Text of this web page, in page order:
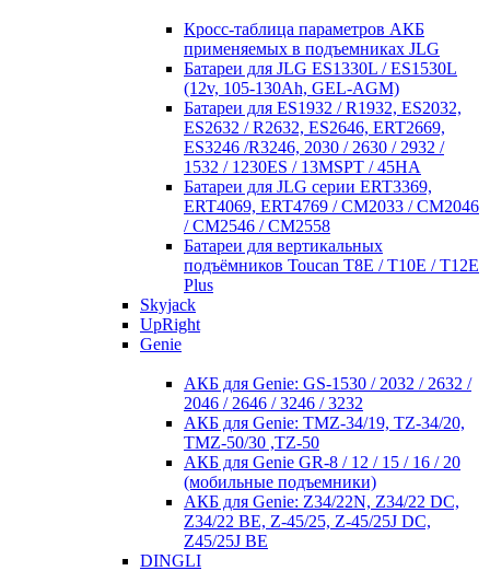
Кросc-таблица параметров АКБ
применяемых в подъемниках JLG
Батареи для JLG ES1330L / ES1530L
(12v, 105-130Ah, GEL-AGM)
Батареи для ES1932 / R1932, ES2032,
ES2632 / R2632, ES2646, ERT2669,
ES3246 /R3246, 2030 / 2630 / 2932 /
1532 / 1230ES / 13MSPT / 45HA
Батареи для JLG серии ERT3369,
ERT4069, ERT4769 / CM2033 / CM2046
/ CM2546 / CM2558
Батареи для вертикальных
подъёмников Toucan T8E / T10E / T12E
Plus
Skyjack
UpRight
Genie
АКБ для Genie: GS-1530 / 2032 / 2632 /
2046 / 2646 / 3246 / 3232
АКБ для Genie: TMZ-34/19, TZ-34/20,
TMZ-50/30 ,TZ-50
АКБ для Genie GR-8 / 12 / 15 / 16 / 20
(мобильные подъемники)
АКБ для Genie: Z34/22N, Z34/22 DC,
Z34/22 BE, Z-45/25, Z-45/25J DC,
Z45/25J BE
DINGLI